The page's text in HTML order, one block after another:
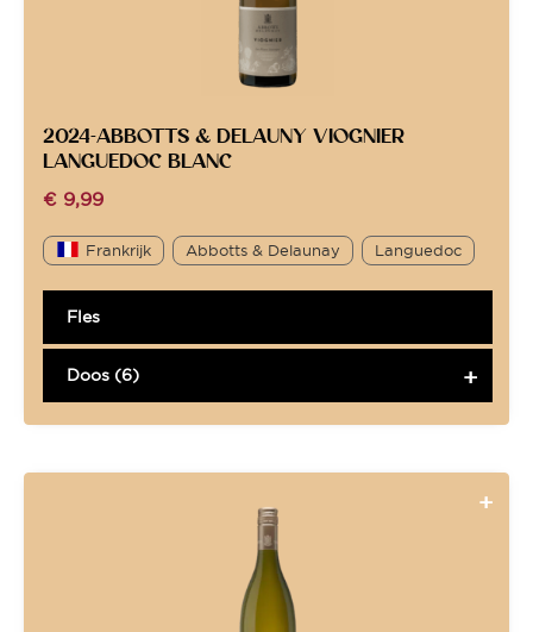
2024-ABBOTTS & DELAUNY VIOGNIER
LANGUEDOC BLANC
€ 9,99
Frankrijk Abbotts & Delaunay Languedoc
Fles
Doos (6)